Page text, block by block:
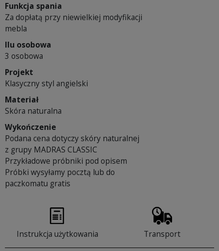
Funkcja spania
Za dopłatą przy niewielkiej modyfikacji
mebla
Ilu osobowa
3 osobowa
Projekt
Klasyczny styl angielski
Materiał
Skóra naturalna
Wykończenie
Podana cena dotyczy skóry naturalnej
z grupy MADRAS CLASSIC
Przykładowe próbniki pod opisem
Próbki wysyłamy pocztą lub do
paczkomatu gratis
Instrukcja użytkowania Transport